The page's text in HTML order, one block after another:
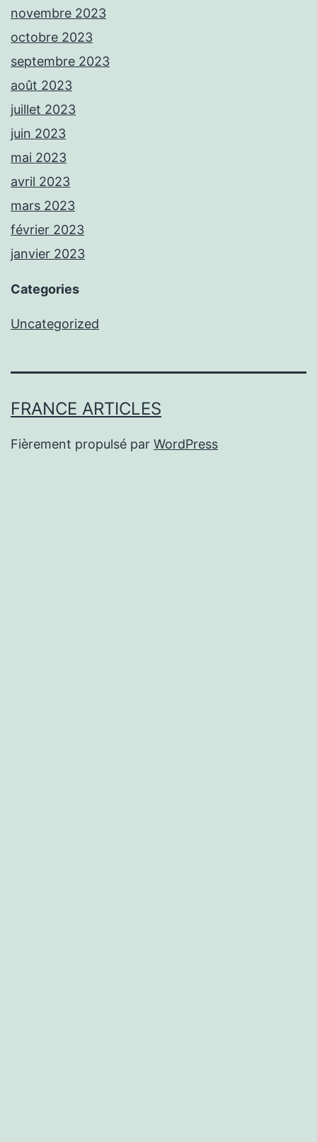
novembre 2023
octobre 2023
septembre 2023
août 2023
juillet 2023
juin 2023
mai 2023
avril 2023
mars 2023
février 2023
janvier 2023
Categories
Uncategorized
FRANCE ARTICLES
Fièrement propulsé par WordPress